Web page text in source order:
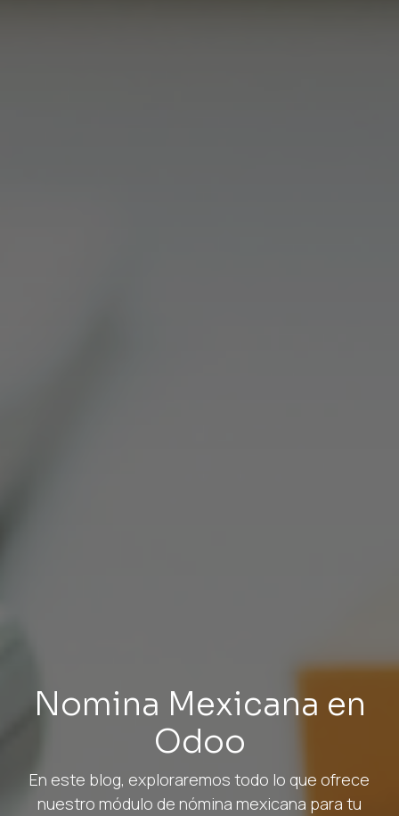
Nomina Mexicana en
Odoo
En este blog, exploraremos todo lo que ofrece
nuestro módulo de nómina mexicana para tu